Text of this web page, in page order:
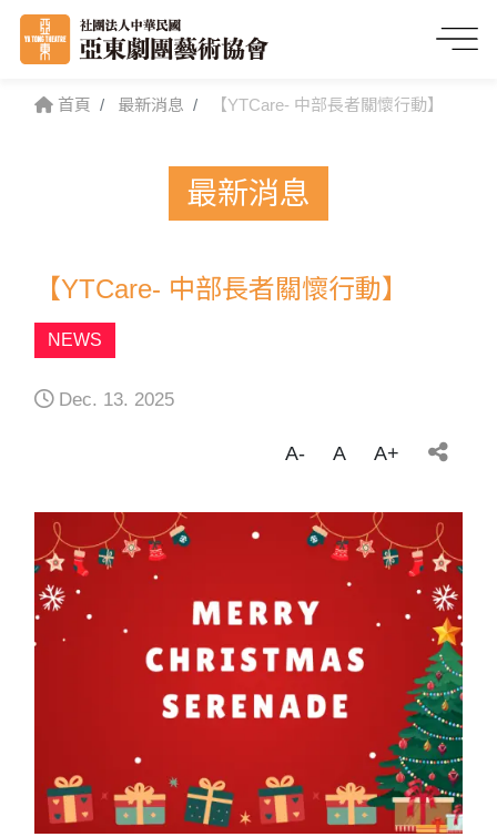
首頁 最新消息 【YTCare- 中部長者關懷行動】
最新消息
【YTCare- 中部長者關懷行動】
NEWS
Dec. 13. 2025
A- A A+